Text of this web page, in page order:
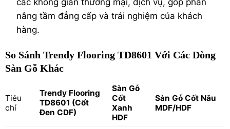
nâng tầm đẳng cấp và trải nghiệm của khách
hàng.
So Sánh Trendy Flooring TD8601 Với Các Dòng
Sàn Gỗ Khác
Tiêu
chí
Trendy Flooring
TD8601 (Cốt
Đen CDF)
Sàn Gỗ
Cốt
Xanh
HDF
Sàn Gỗ Cốt Nâu
MDF/HDF